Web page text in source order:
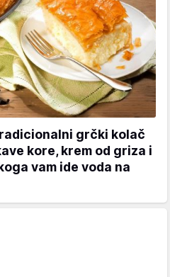
grčki kolač
kore, krem od griza i
vam ide voda na